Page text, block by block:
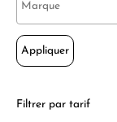
Appliquer
Filtrer par tarif